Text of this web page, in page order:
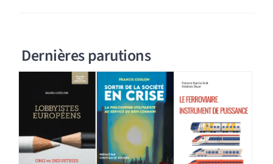
Dernières parutions